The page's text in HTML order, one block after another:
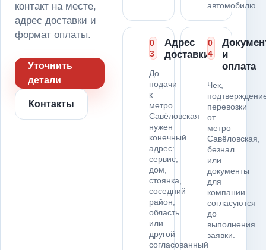
контакт на месте,
адрес доставки и
формат оплаты.
Уточнить
детали
Контакты
автомобилю.
0
3
Адрес
доставки
До
подачи
к
метро
Савёловская
нужен
конечный
адрес:
сервис,
дом,
стоянка,
соседний
район,
область
или
другой
согласованный
0
4
и
оплата
Чек,
перевозки
от
метро
Савёловская,
безнал
или
документы
для
компании
согласуются
до
выполнения
заявки.